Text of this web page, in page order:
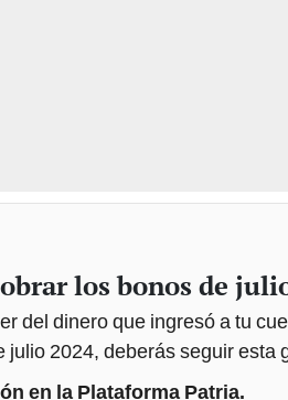
los bonos de
del dinero que ingresó a tu
julio 2024, deberás seguir esta
en la Plataforma Patria.